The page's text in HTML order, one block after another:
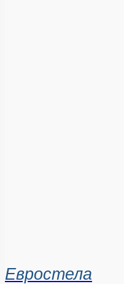
Евростела